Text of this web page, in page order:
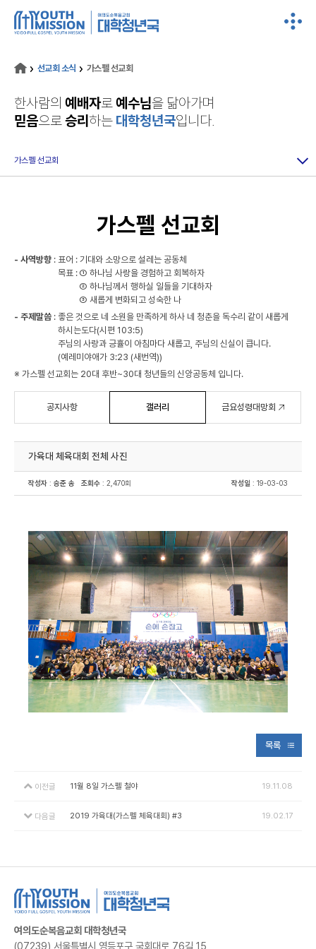
선교회 소식 가스펠 선교회
한사람의 예배자로예수님을 닮아가며
믿음으로승리 하는 대학청년국입니다.
가스펠 선교회
가스펠 선교회
- 사역방향 : 표어 : 기대와 소망으로 설레는 공동체
목표 : ① 하나님 사랑을 경험하고 회복하자
② 하나님께서 행하실 일들을 기대하자
③ 새롭게 변화되고 성숙한 나
- 주제말씀 : 좋은 것으로 네 소원을 만족하게 하사 네 청춘을 독수리 같이 새롭게
하시는도다(시편 103:5)
주님의 사랑과 긍휼이 아침마다 새롭고, 주님의 신실이 큽니다.
(예레미야애가 3:23 (새번역))
※ 가스펠 선교회는 20대 후반~30대 청년들의 신앙공동체 입니다.
공지사항 갤러리 금요성령대망회
가육대 체육대회 전체 사진
작성자 : 승준 송 조회수 : 2,470회 작성일 : 19-03-03
목록
이전글 11월 8일 가스펠 철야 19.11.08
다음글 2019 가육대(가스펠 체육대회) #3 19.02.17
여의도순복음교회 대학청년국
(07239) 서울특별시 영등포구 국회대로 76길 15